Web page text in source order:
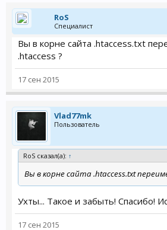
RoS
Специалист
Вы в корне сайта .htaccess.txt
.htaccess ?
17 сен 2015
Vlad77mk
Пользователь
RoS сказал(а): ↑
Вы в корне сайта .htaccess.txt
Ухты... Такое и забыть! Спасибо!
17 сен 2015